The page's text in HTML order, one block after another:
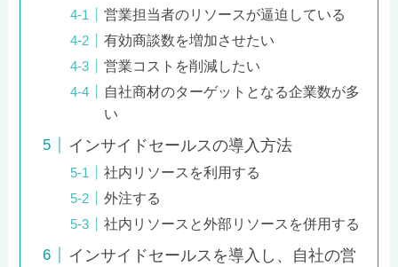
営業担当者のリソースが逼迫している
有効商談数を増加させたい
営業コストを削減したい
自社商材のターゲットとなる企業数が多
い
インサイドセールスの導入方法
社内リソースを利用する
外注する
社内リソースと外部リソースを併用する
インサイドセールスを導入し、自社の営